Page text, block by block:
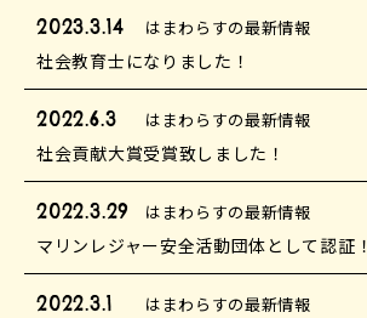
2023.3.14 はまわらすの最新情報
社会教育士になりました！
2022.6.3 はまわらすの最新情報
社会貢献大賞受賞致しました！
2022.3.29 はまわらすの最新情報
マリンレジャー安全活動団体として認証！
2022.3.1 はまわらすの最新情報